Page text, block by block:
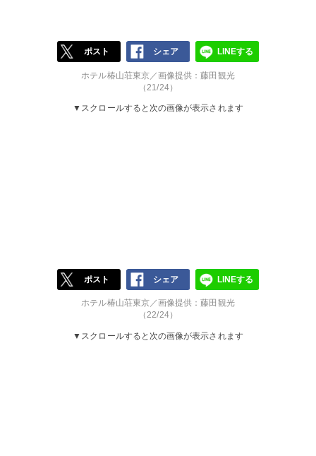
ポスト シェア LINEする
ホテル椿山荘東京／画像提供：藤田観光
（21/24）
▼スクロールすると次の画像が表示されます
ポスト シェア LINEする
ホテル椿山荘東京／画像提供：藤田観光
（22/24）
▼スクロールすると次の画像が表示されます